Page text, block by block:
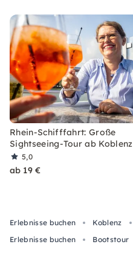
Rhein-Schifffahrt: Große
Sightseeing-Tour ab Koblenz
5,0
ab 19 €
Erlebnisse buchen Koblenz
Erlebnisse buchen
Bootstour